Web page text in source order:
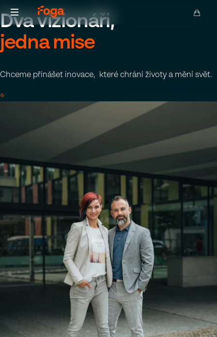
hasební
21.
Dva vizionáři,
jedna mise
Chceme přinášet inovace, které chrání životy a mění svět.